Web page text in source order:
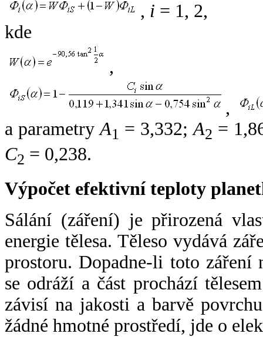
, i = 1, 2,
kde
,
,
a parametryA1 = 3,332;A2 =
C2 = 0,238.
Výpočet efektivní teploty
Sálání (záření) je přirozená
energie tělesa. Těleso vydává
prostoru. Dopadne-li toto záření
se odráží a část prochází
závisí na jakosti a barvě
žádné hmotné prostředí, jde o